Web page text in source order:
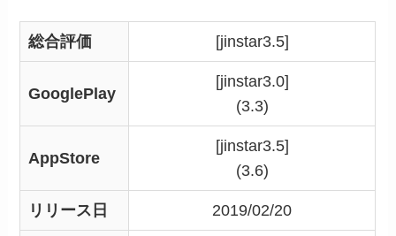
総合評価 [jinstar3.5]
GooglePlay
[jinstar3.0]
(3.3)
AppStore
[jinstar3.5]
(3.6)
リリース日 2019/02/20